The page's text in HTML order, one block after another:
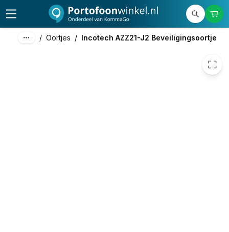
/ Oortjes / Incotech AZZ21-J2 Beveiligingsoortje
34,00 excl. btw
41,14 incl. btw